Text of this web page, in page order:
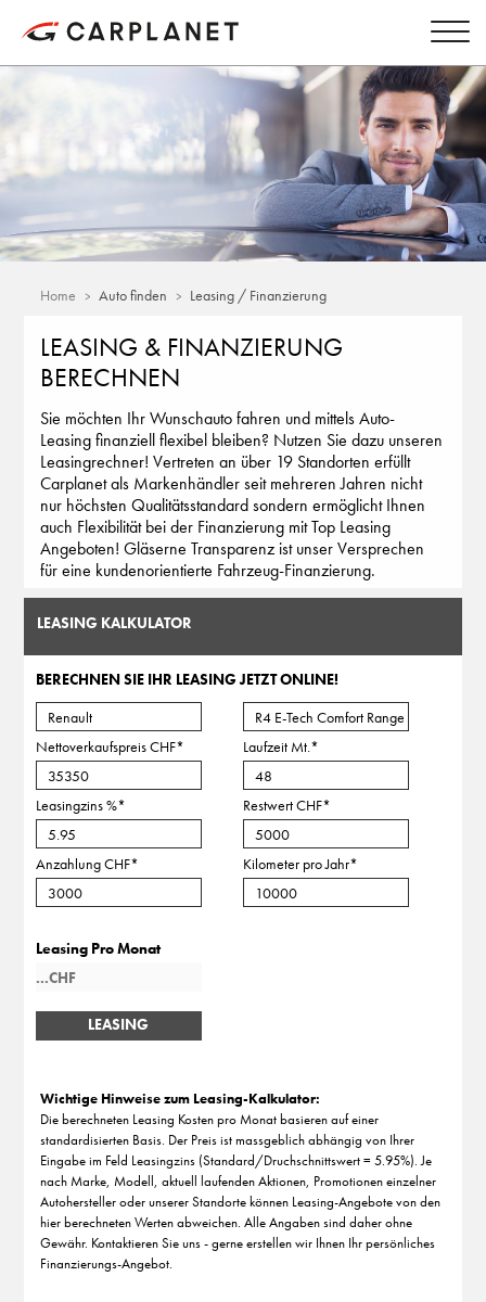
Home Auto finden Leasing / Finanzierung
LEASING & FINANZIERUNG
BERECHNEN
Sie möchten Ihr Wunschauto fahren und mittels Auto-
Leasing finanziell flexibel bleiben? Nutzen Sie dazu unseren
Leasingrechner! Vertreten an über 19 Standorten erfüllt
Carplanet als Markenhändler seit mehreren Jahren nicht
nur höchsten Qualitätsstandard sondern ermöglicht Ihnen
auch Flexibilität bei der Finanzierung mit Top Leasing
Angeboten! Gläserne Transparenz ist unser Versprechen
für eine kundenorientierte Fahrzeug-Finanzierung.
LEASING KALKULATOR
BERECHNEN SIE IHR LEASING JETZT ONLINE!
Nettoverkaufspreis CHF* Laufzeit Mt.*
Leasingzins %* Restwert CHF*
Anzahlung CHF* Kilometer pro Jahr*
Leasing Pro Monat
LEASING
BERECHNEN
Wichtige Hinweise zum Leasing-Kalkulator:
Die berechneten Leasing Kosten pro Monat basieren auf einer
standardisierten Basis. Der Preis ist massgeblich abhängig von Ihrer
Eingabe im Feld Leasingzins (Standard/Druchschnittswert = 5.95%). Je
nach Marke, Modell, aktuell laufenden Aktionen, Promotionen einzelner
Autohersteller oder unserer Standorte können Leasing-Angebote von den
hier berechneten Werten abweichen. Alle Angaben sind daher ohne
Gewähr. Kontaktieren Sie uns - gerne erstellen wir Ihnen Ihr persönliches
Finanzierungs-Angebot.